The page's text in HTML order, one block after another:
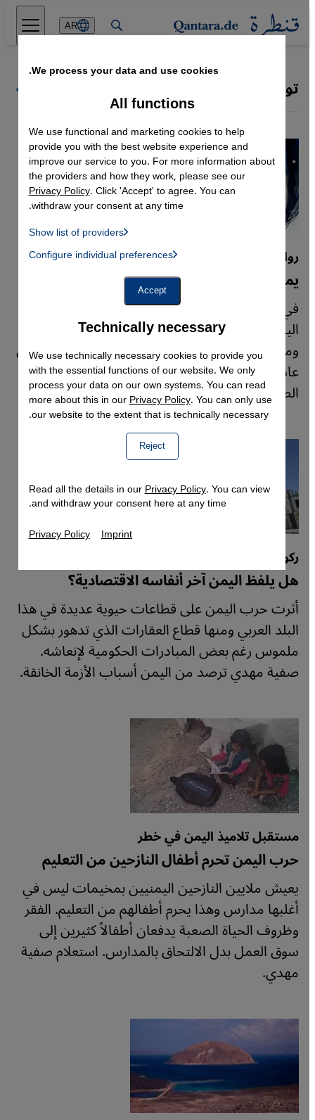
Direkt zum Inhalt springen
AR
توكل كرمان
رواية "نساء هاربات" لليمنية نجلاء العمري
يمنيات لاجئات مقاومات لفخ الغربة
في روايتها "نساء هاربات" تقدم الأديبة الروائية
اليمنية نجلاء العُمَري تصوُّراً مؤثراً لتجربة اللجوء
ومعاناة النساء اليمنيات اللاجئات منذ بدء الحرب في
عام 2014 / 2015. استقراء الباحثة والناقدة أماني
الصيفي لموقع قنطرة.
ركود سوق العقارات في اليمن
هل يلفظ اليمن آخر أنفاسه الاقتصادية؟
أثرت حرب اليمن على قطاعات حيوية عديدة في هذا
البلد العربي ومنها قطاع العقارات الذي تدهور بشكل
ملموس رغم بعض المبادرات الحكومية لإنعاشه.
صفية مهدي ترصد من اليمن أسباب الأزمة الخانقة.
مستقبل تلاميذ اليمن في خطر
حرب اليمن تحرم أطفال النازحين من التعليم
يعيش ملايين النازحين اليمنيين بمخيمات ليس في
أغلبها مدارس وهذا يحرم أطفالهم من التعليم. الفقر
وظروف الحياة الصعبة يدفعان أطفالاً كثيرين إلى
سوق العمل بدل الالتحاق بالمدارس. استعلام صفية
مهدي.
We process your data and use cookies.
Technically necessary
We use technically necessary cookies to provide you
with the essential functions of our website. We only
process your data on our own systems. You can read
more about this in ourPrivacy Policy. You can only use
our website to the extent that is technically necessary.
Reject
All functions
We use functional and marketing cookies to help
provide you with the best website experience and
improve our service to you. For more information about
the providers and how they work, please see our
Privacy Policy. Click 'Accept' to agree. You can
withdraw your consent at any time.
Show list of providers
Instagram Embed, Twitter Embed, Youtube Embed
Facebook Embed / Facebook Connect
Google Maps Embed
Configure individual preferences
Accept
Read all the details in ourPrivacy Policy. You can view
and withdraw your consent here at any time.
Privacy Policy Imprint